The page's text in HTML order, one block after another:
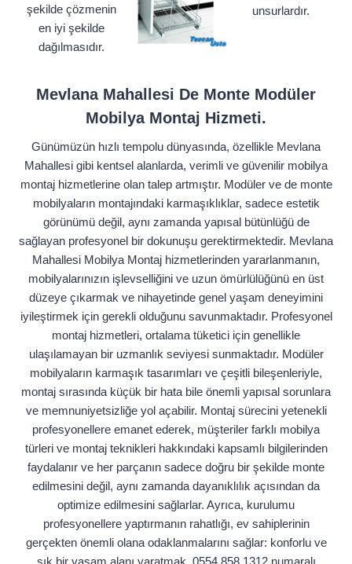
şekilde çözmenin
en iyi şekilde
dağılmasıdır.
unsurlardır.
Mevlana Mahallesi De Monte Modüler
Mobilya Montaj Hizmeti.
Günümüzün hızlı tempolu dünyasında, özellikle Mevlana
Mahallesi gibi kentsel alanlarda, verimli ve güvenilir mobilya
montaj hizmetlerine olan talep artmıştır. Modüler ve de monte
mobilyaların montajındaki karmaşıklıklar, sadece estetik
görünümü değil, aynı zamanda yapısal bütünlüğü de
sağlayan profesyonel bir dokunuşu gerektirmektedir. Mevlana
Mahallesi Mobilya Montaj hizmetlerinden yararlanmanın,
mobilyalarınızın işlevselliğini ve uzun ömürlülüğünü en üst
düzeye çıkarmak ve nihayetinde genel yaşam deneyimini
iyileştirmek için gerekli olduğunu savunmaktadır. Profesyonel
montaj hizmetleri, ortalama tüketici için genellikle
ulaşılamayan bir uzmanlık seviyesi sunmaktadır. Modüler
mobilyaların karmaşık tasarımları ve çeşitli bileşenleriyle,
montaj sırasında küçük bir hata bile önemli yapısal sorunlara
ve memnuniyetsizliğe yol açabilir. Montaj sürecini yetenekli
profesyonellere emanet ederek, müşteriler farklı mobilya
türleri ve montaj teknikleri hakkındaki kapsamlı bilgilerinden
faydalanır ve her parçanın sadece doğru bir şekilde monte
edilmesini değil, aynı zamanda dayanıklılık açısından da
optimize edilmesini sağlarlar. Ayrıca, kurulumu
profesyonellere yaptırmanın rahatlığı, ev sahiplerinin
gerçekten önemli olana odaklanmalarını sağlar: konforlu ve